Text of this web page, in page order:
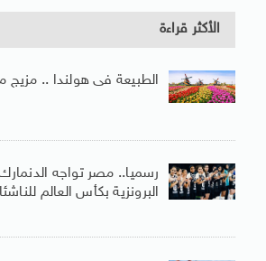
الأكثر قراءة
الطبيعة فى هولندا .. مزيج
رسميا.. مصر تواجه الدنمارك
البرونزية بكأس العالم